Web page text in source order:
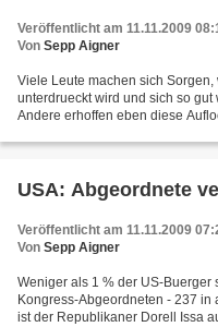
Veröffentlicht am 11.11.2009
Von Sepp Aigner
Viele Leute machen sich
unterdrueckt wird und sich so
Andere erhoffen eben diese
USA: Abgeordnete
Veröffentlicht am 11.11.2009
Von Sepp Aigner
Weniger als 1 % der US-
Kongress-Abgeordneten - 237 in
ist der Republikaner Dorell Issa